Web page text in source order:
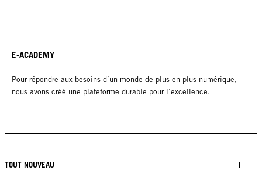
E-ACADEMY
Pour répondre aux besoins d’un monde de plus en plus numérique,
nous avons créé une plateforme durable pour l’excellence.
TOUT NOUVEAU